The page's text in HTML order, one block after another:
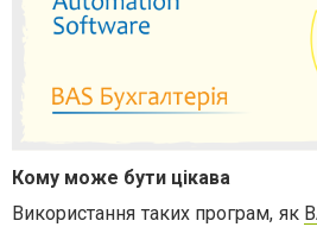
Кому може бути цікава
Використання таких програм, як